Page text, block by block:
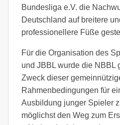
Bundesliga e.V. die
Deutschland auf breitere
professionellere Füße
Für die Organisation des
und JBBL wurde die NBBL
Zweck dieser
Rahmenbedingungen für
Ausbildung junger Spieler
möglichst den Weg zum